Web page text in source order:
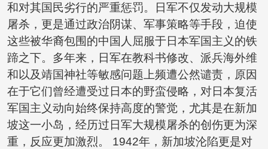
和对其国民劣行的严重惩罚。日军不仅发动大规模
屠杀，更是通过政治阴谋、军事策略等手段，迫使
这些被华裔包围的中国人屈服于日本军国主义的铁
蹄之下。多年来，日军在教科书修改、派兵海外维
和以及靖国神社等敏感问题上频遭公然谴责，原因
在于它们曾经遭受过日本的野蛮侵略，对日本复活
军国主义动向始终保持高度的警觉，尤其是在新加
坡这一小岛，经历过日军大规模屠杀的创伤更为深
重，反应更加激烈。 1942年，新加坡沦陷更是对